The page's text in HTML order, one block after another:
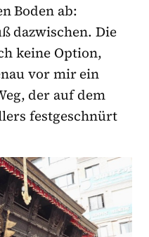
Boden ab:
dazwischen. Die
keine Option,
vor mir ein
der auf dem
festgeschnürt